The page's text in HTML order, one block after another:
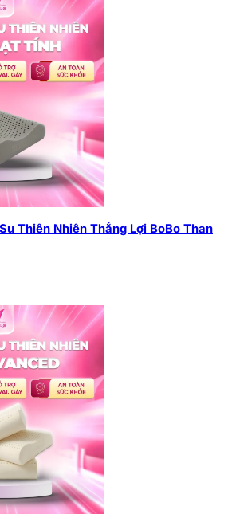
Thiên Nhiên Thắng Lợi BoBo Than